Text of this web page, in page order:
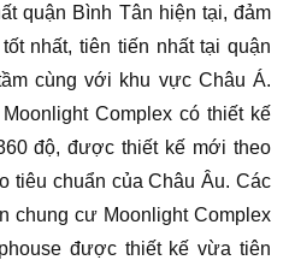
quận Bình Tân hiện tại, đảm
nhất, tiên tiến nhất tại quận
cùng với khu vực Châu Á.
Complex có thiết kế
độ, được thiết kế mới theo
tiêu chuẩn của Châu Âu. Các
chung cư Moonlight Complex
được thiết kế vừa tiên